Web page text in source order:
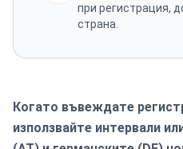
при регистрация,
страна.
Когато въвеждате
използвайте интервали